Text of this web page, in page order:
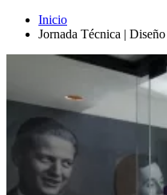
Inicio
Jornada Técnica |